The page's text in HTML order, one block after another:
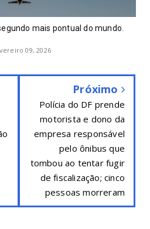
mais pontual do mundo.
09, 2026
Próximo
Polícia do DF prende
motorista e dono da
empresa responsável
pelo ônibus que
tombou ao tentar fugir
de fiscalização; cinco
pessoas morreram